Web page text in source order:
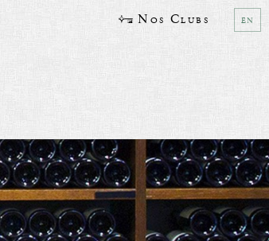
en
Nos Clubs